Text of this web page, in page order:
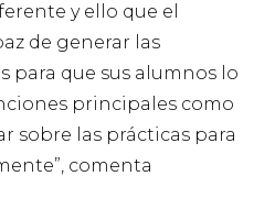
y ello que el
de generar las
para que sus alumnos lo
principales como
sobre las prácticas para
comenta